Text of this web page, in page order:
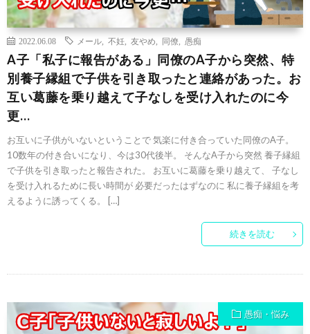
2022.06.08 メール 不妊 友やめ 同僚 愚痴
A子「私子に報告がある」同僚のA子から突然、特
別養子縁組で子供を引き取ったと連絡があった。お
互い葛藤を乗り越えて子なしを受け入れたのに今
更…
お互いに子供がいないということで 気楽に付き合っていた同僚のA子。
10数年の付き合いになり、今は30代後半。 そんなA子から突然 養子縁組
で子供を引き取ったと報告された。 お互いに葛藤を乗り越えて、 子なし
を受け入れるために長い時間が 必要だったはずなのに 私に養子縁組を考
えるように誘ってくる。 […]
続きを読む
愚痴・悩み